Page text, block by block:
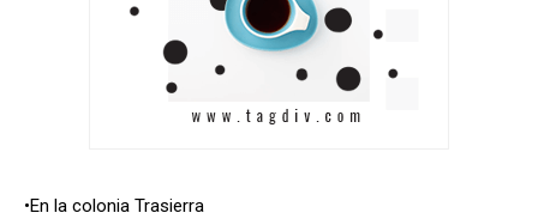
•En la colonia Trasierra